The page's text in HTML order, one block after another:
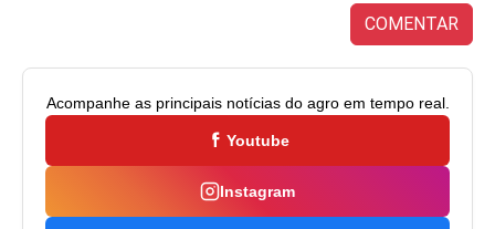
COMENTAR
Acompanhe as principais notícias do agro em tempo real.
Youtube
Instagram